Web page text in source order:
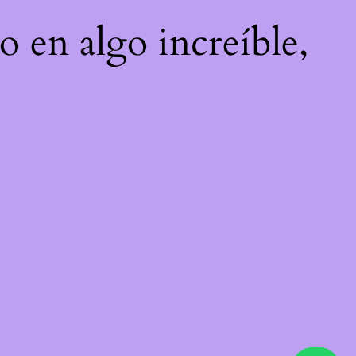
en algo increíble,